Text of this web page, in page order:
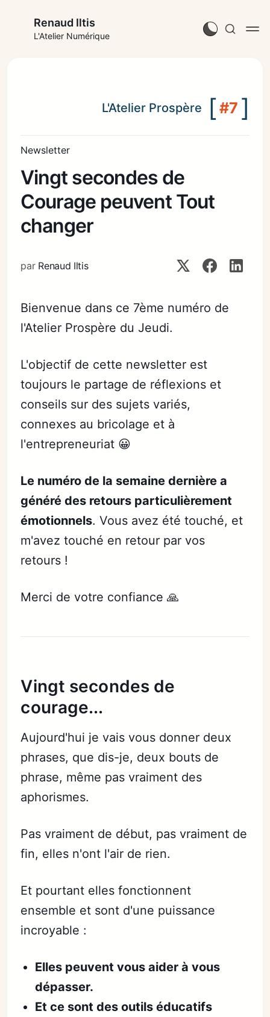
Renaud Iltis
L'Atelier Numérique
L'Atelier Prospère [#7 ]
Newsletter
Vingt secondes de
Courage peuvent Tout
changer
par Renaud Iltis
Bienvenue dans ce 7ème numéro de
l'Atelier Prospère du Jeudi.
L'objectif de cette newsletter est
toujours le partage de réflexions et
conseils sur des sujets variés,
connexes au bricolage et à
l'entrepreneuriat 😀
Le numéro de la semaine dernière a
généré des retours particulièrement
émotionnels. Vous avez été touché, et
m'avez touché en retour par vos
retours !
Merci de votre confiance 🙏
Vingt secondes de
courage...
Aujourd'hui je vais vous donner deux
phrases, que dis-je, deux bouts de
phrase, même pas vraiment des
aphorismes.
Pas vraiment de début, pas vraiment de
fin, elles n'ont l'air de rien.
Et pourtant elles fonctionnent
ensemble et sont d'une puissance
incroyable :
Elles peuvent vous aider à vous
dépasser.
Et ce sont des outils éducatifs